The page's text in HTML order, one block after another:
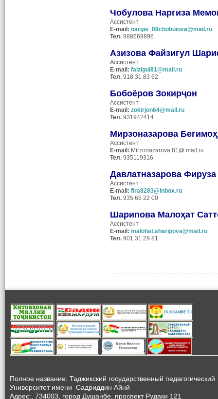
Чобулова Наргиза
Ассистент
E-mail : nargis_89chobuiova@mail.ru
Тел. 988669896
Азизова Файзигул
Ассистент
E-mail : faizigul81@mail.ru
Тел. 918 31 83 62
Бобоёров Зокирҷон
Ассистент
E-mail : zokirjon64@mail.ru
Тел. 931942414
Мирзоназарова Бегим
Ассистент
E-mail : Mirzonazarova.81@ mail.ru
Тел. 935119316
Давлатназарова Фируза
Ассистент
E-mail : fira8283@inbox.ru
Тел. 935 65 22 00
Шарипова Малоҳат
Ассистент
E-mail : malohat.sharipova@mail.ru
Тел. 901 31 29 81
Полное название: Таджикский государственный педагогический
Университет имени Садриддин Айнӣ
Адрес:, 734003, город Душанбе, проспект Рудаки 121